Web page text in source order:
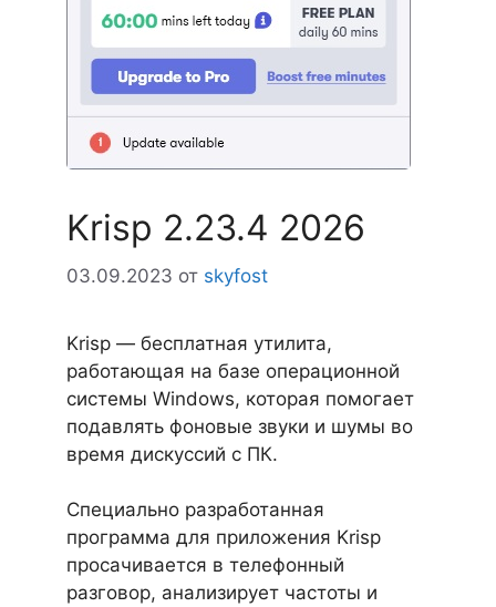
Krisp 2.23.4 2026
03.09.2023 от skyfost
Krisp — бесплатная утилита,
работающая на базе операционной
системы Windows, которая помогает
подавлять фоновые звуки и шумы во
время дискуссий с ПК.
Специально разработанная
программа для приложения Krisp
просачивается в телефонный
разговор, анализирует частоты и